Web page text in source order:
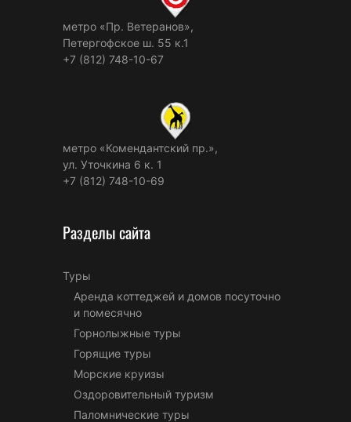
метро «Пр. Ветеранов»,
Петергофское ш. 55 к.1
+7 (812) 748-10-67
метро «Комендантский пр.»,
ул. Уточкина 6 к. 1
+7 (812) 748-10-69
Разделы сайта
Туры
Аренда коттеджей и домов посуточно
и помесячно
Горнолыжные туры
Горящие туры
Морские круизы
Оздоровительный туризм
Паломнические туры